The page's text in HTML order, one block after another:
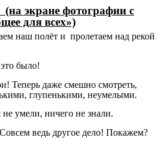
экране фотографии с
для всех»)
наш полёт и пролетаем над рекой
было!
Теперь даже смешно смотреть,
глупенькими, неумелыми.
умели, ничего не знали.
ведь другое дело! Покажем?